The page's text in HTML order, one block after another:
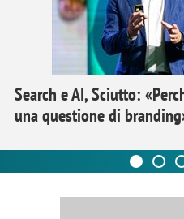
Search e AI, Sciutto:
una questione di